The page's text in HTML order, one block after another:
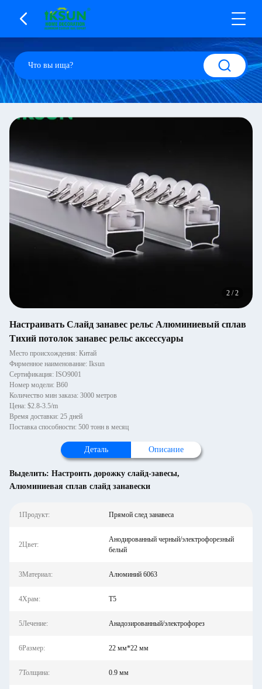
2 /2
Настраивать Слайд занавес рельс Алюминиевый сплав
Тихий потолок занавес рельс аксессуары
Место происхождения: Китай
Фирменное наименование: Iksun
Сертификация: ISO9001
Номер модели: B60
Количество мин заказа: 3000 метров
Цена: $2.8-3.5/m
Время доставки: 25 дней
Поставка способности: 500 тонн в месяц
Деталь Описание
Выделить: Настроить дорожку слайд-завесы,
Алюминиевая сплав слайд занавески
1Продукт: Прямой след занавеса
2Цвет:
Анодированный черный/электрофорезный
белый
3Материал: Алюминий 6063
4Храм: Т5
5Лечение: Анадозированный/электрофорез
6Размер: 22 мм*22 мм
7Толщина: 0.9 мм